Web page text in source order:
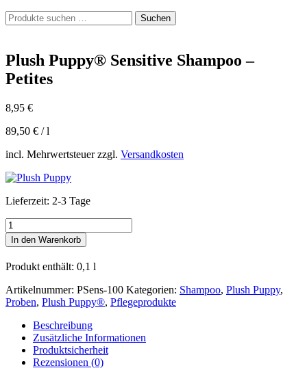
Suchen
nach:
Suchen
Plush Puppy® Sensitive Shampoo –
Petites
8,95 €
89,50 € /l
incl. Mehrwertsteuer zzgl. Versandkosten
Lieferzeit: 2-3 Tage
Plush
Puppy®
Sensitive
Shampoo
-
Petites
Menge
In den Warenkorb
Produkt enthält: 0,1 l
Artikelnummer: PSens-100 Kategorien: Shampoo, Plush Puppy,
Proben, Plush Puppy®, Pflegeprodukte
Beschreibung
Zusätzliche Informationen
Produktsicherheit
Rezensionen (0)